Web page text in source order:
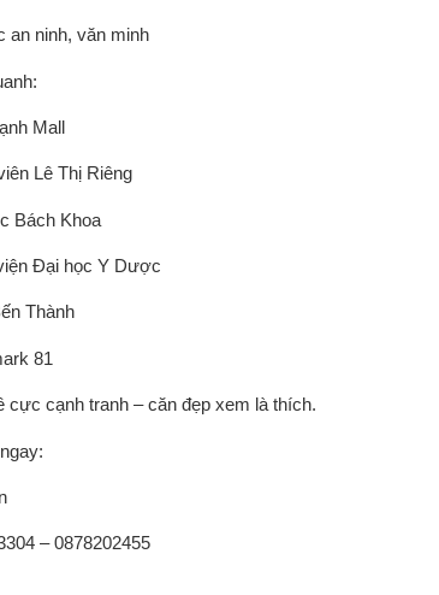
an ninh, văn minh
Mall
Lê Thị Riêng
Bách Khoa
Đại học Y Dược
Thành
81
cực cạnh tranh – căn đẹp xem là thích.
– 0878202455